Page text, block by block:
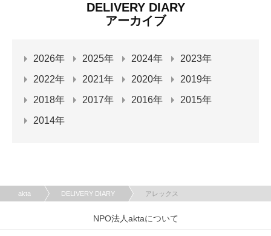
DELIVERY DIARY
アーカイブ
2026年 2025年 2024年
2023年
2022年
2021年 2020年
2019年
2018年
2017年 2016年
2015年
2014年
akta DELIVERY DIARY アレックス
NPO法人aktaについて